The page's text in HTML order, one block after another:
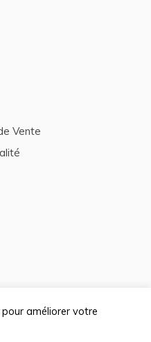
Vente
améliorer votre